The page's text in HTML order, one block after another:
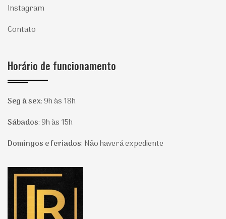
Instagram
Contato
Horário de funcionamento
Seg à sex:9h às 18h
Sábados:9h às 15h
Domingos e feriados: Não haverá expediente
Página inicial